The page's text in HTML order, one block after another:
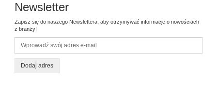
Newsletter
Zapisz się do naszego Newslettera, aby otrzymywać informacje o nowościach
z branży!
Dodaj adres